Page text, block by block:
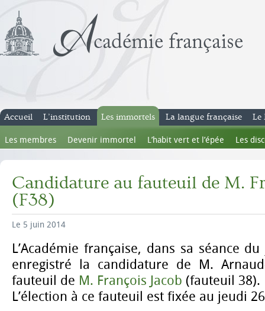
Accueil L’institution Les immortels
Les membres Devenir immortel L’habit vert et l’épée Les
La langue française Le
Candidature au fauteuil de M.
(F38)
Le 5 juin 2014
L’Académie française, dans sa séance
enregistré la candidature de M.
fauteuil de M. François Jacob (fauteuil 38).
L’élection à ce fauteuil est fixée au jeudi